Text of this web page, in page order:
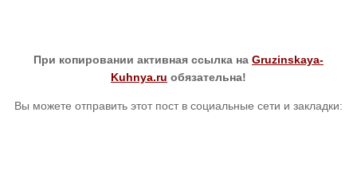
При копировании активная ссылка на Gruzinskaya-
Kuhnya.ru обязательна!
Вы можете отправить этот пост в социальные сети и закладки: